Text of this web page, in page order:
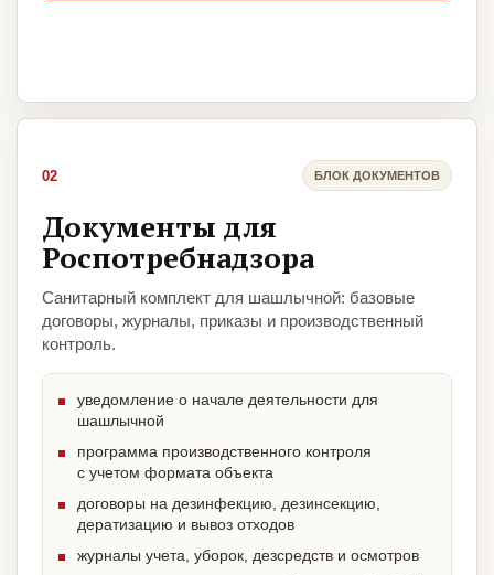
02 БЛОК ДОКУМЕНТОВ
Документы для
Роспотребнадзора
Санитарный комплект для шашлычной: базовые
договоры, журналы, приказы и производственный
контроль.
уведомление о начале деятельности для
шашлычной
программа производственного контроля
с учетом формата объекта
договоры на дезинфекцию, дезинсекцию,
дератизацию и вывоз отходов
журналы учета, уборок, дезсредств и осмотров